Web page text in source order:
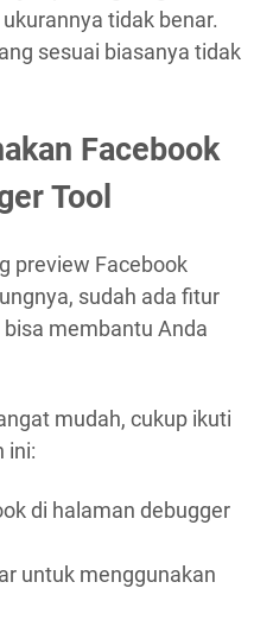
tidak benar.
sesuai biasanya tidak
Facebook
Tool
preview Facebook
sudah ada fitur
membantu Anda
mudah, cukup ikuti
ini:
di halaman debugger
untuk menggunakan